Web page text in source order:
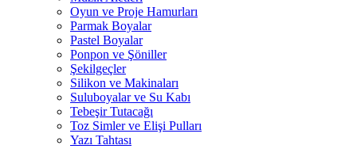
Oyun ve Proje Hamurları
Parmak Boyalar
Pastel Boyalar
Ponpon ve Şöniller
Şekilgeçler
Silikon ve Makinaları
Suluboyalar ve Su Kabı
Tebeşir Tutacağı
Toz Simler ve Elişi Pulları
Yazı Tahtası